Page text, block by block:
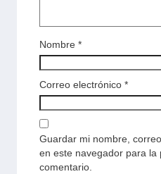
Nombre *
Correo electrónico *
Guardar mi nombre,
en este navegador para la
comentario.